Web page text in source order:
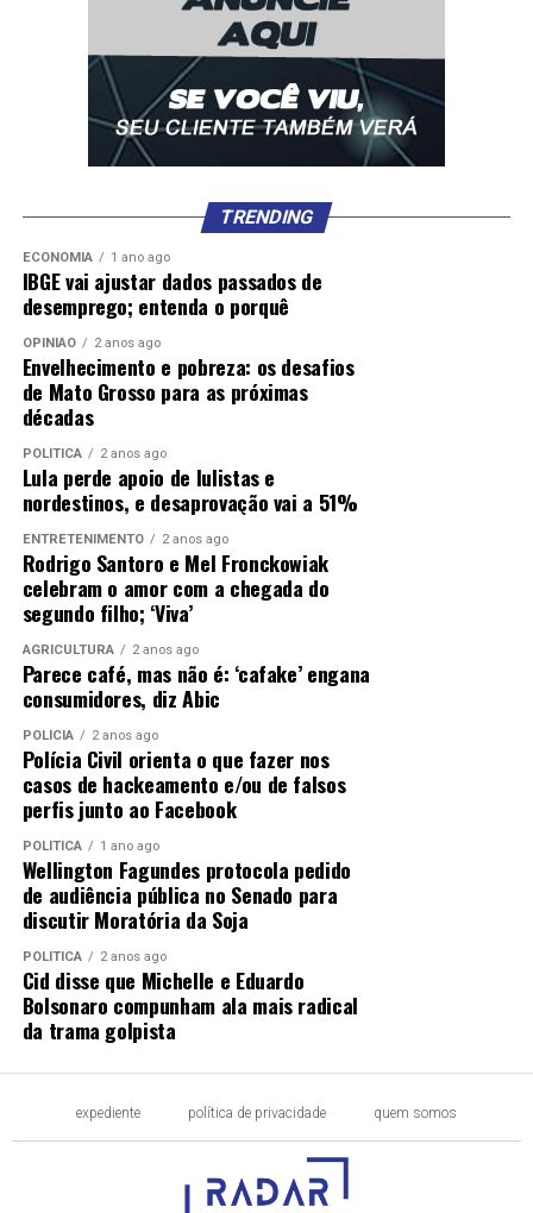
TRENDING
ECONOMIA 1 ano ago
IBGE vai ajustar dados passados de
desemprego; entenda o porquê
OPINIÃO 2 anos ago
Envelhecimento e pobreza: os desafios
de Mato Grosso para as próximas
décadas
POLÍTICA 2 anos ago
Lula perde apoio de lulistas e
nordestinos, e desaprovação vai a 51%
ENTRETENIMENTO 2 anos ago
Rodrigo Santoro e Mel Fronckowiak
celebram o amor com a chegada do
segundo filho; ‘Viva’
AGRICULTURA 2 anos ago
Parece café, mas não é: ‘cafake’ engana
consumidores, diz Abic
POLÍCIA 2 anos ago
Polícia Civil orienta o que fazer nos
casos de hackeamento e/ou de falsos
perfis junto ao Facebook
POLÍTICA 1 ano ago
Wellington Fagundes protocola pedido
de audiência pública no Senado para
discutir Moratória da Soja
POLÍTICA 2 anos ago
Cid disse que Michelle e Eduardo
Bolsonaro compunham ala mais radical
da trama golpista
expediente política de privacidade quem somos